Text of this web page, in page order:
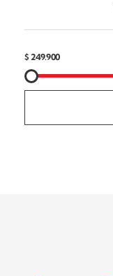
$ 249.900